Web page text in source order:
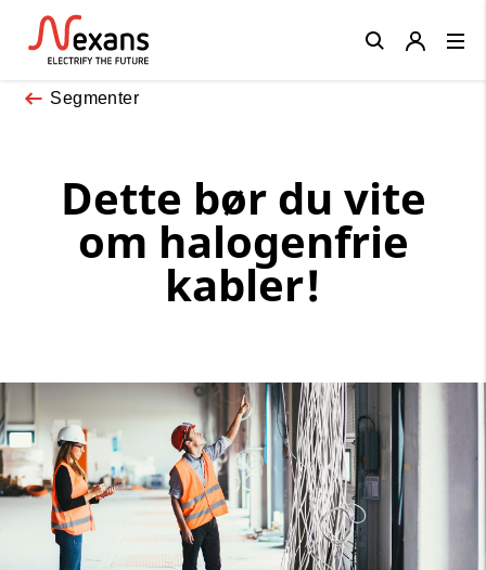
Segmenter
Dette bør du vite
om halogenfrie
kabler!
Close